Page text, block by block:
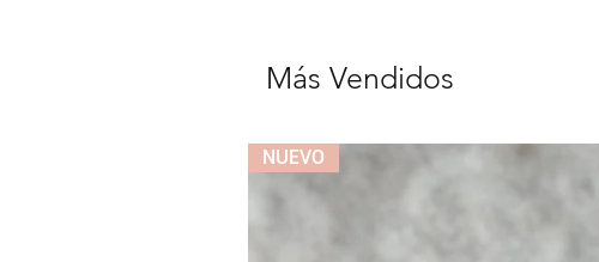
Más Vendidos
NUEVO